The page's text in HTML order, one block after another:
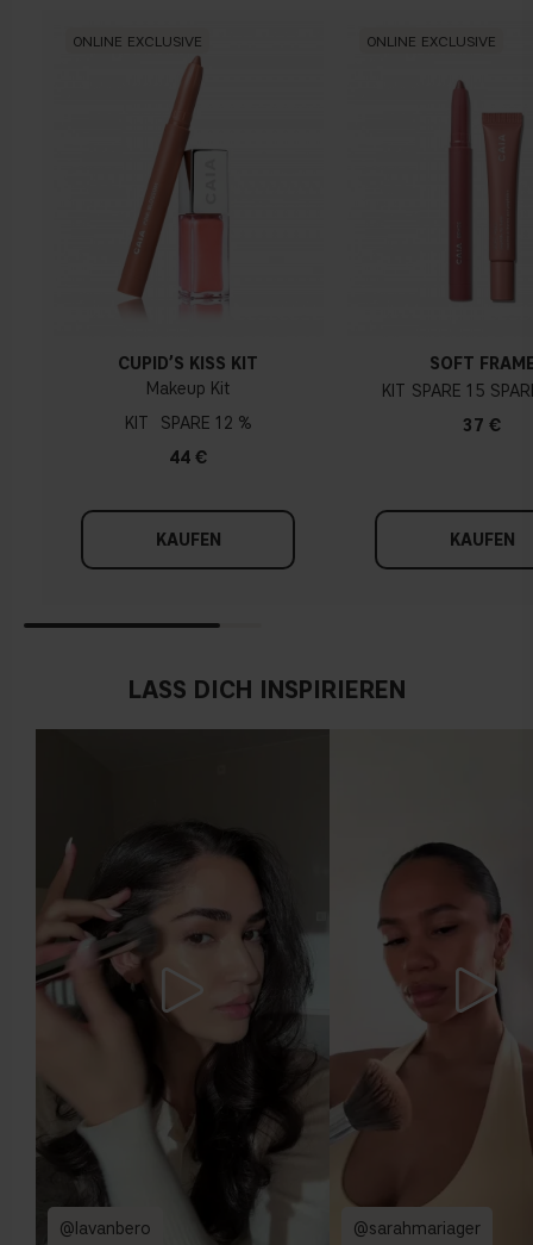
Kein offensichtlicher Blau-, Rosa- oder Gelbton
Warmen Hautunterton
Gelber, olivfarbener oder goldener teint
ONLINE EXCLUSIVE
CUPID’S KISS KIT
Makeup Kit
KIT
12 %
44 €
KAUFEN
ONLINE EXCLUSIVE
SOFT
KIT
15
37 €
KAUFEN
LASS DICH INSPIRIEREN
@lavanbero @sarahmariager